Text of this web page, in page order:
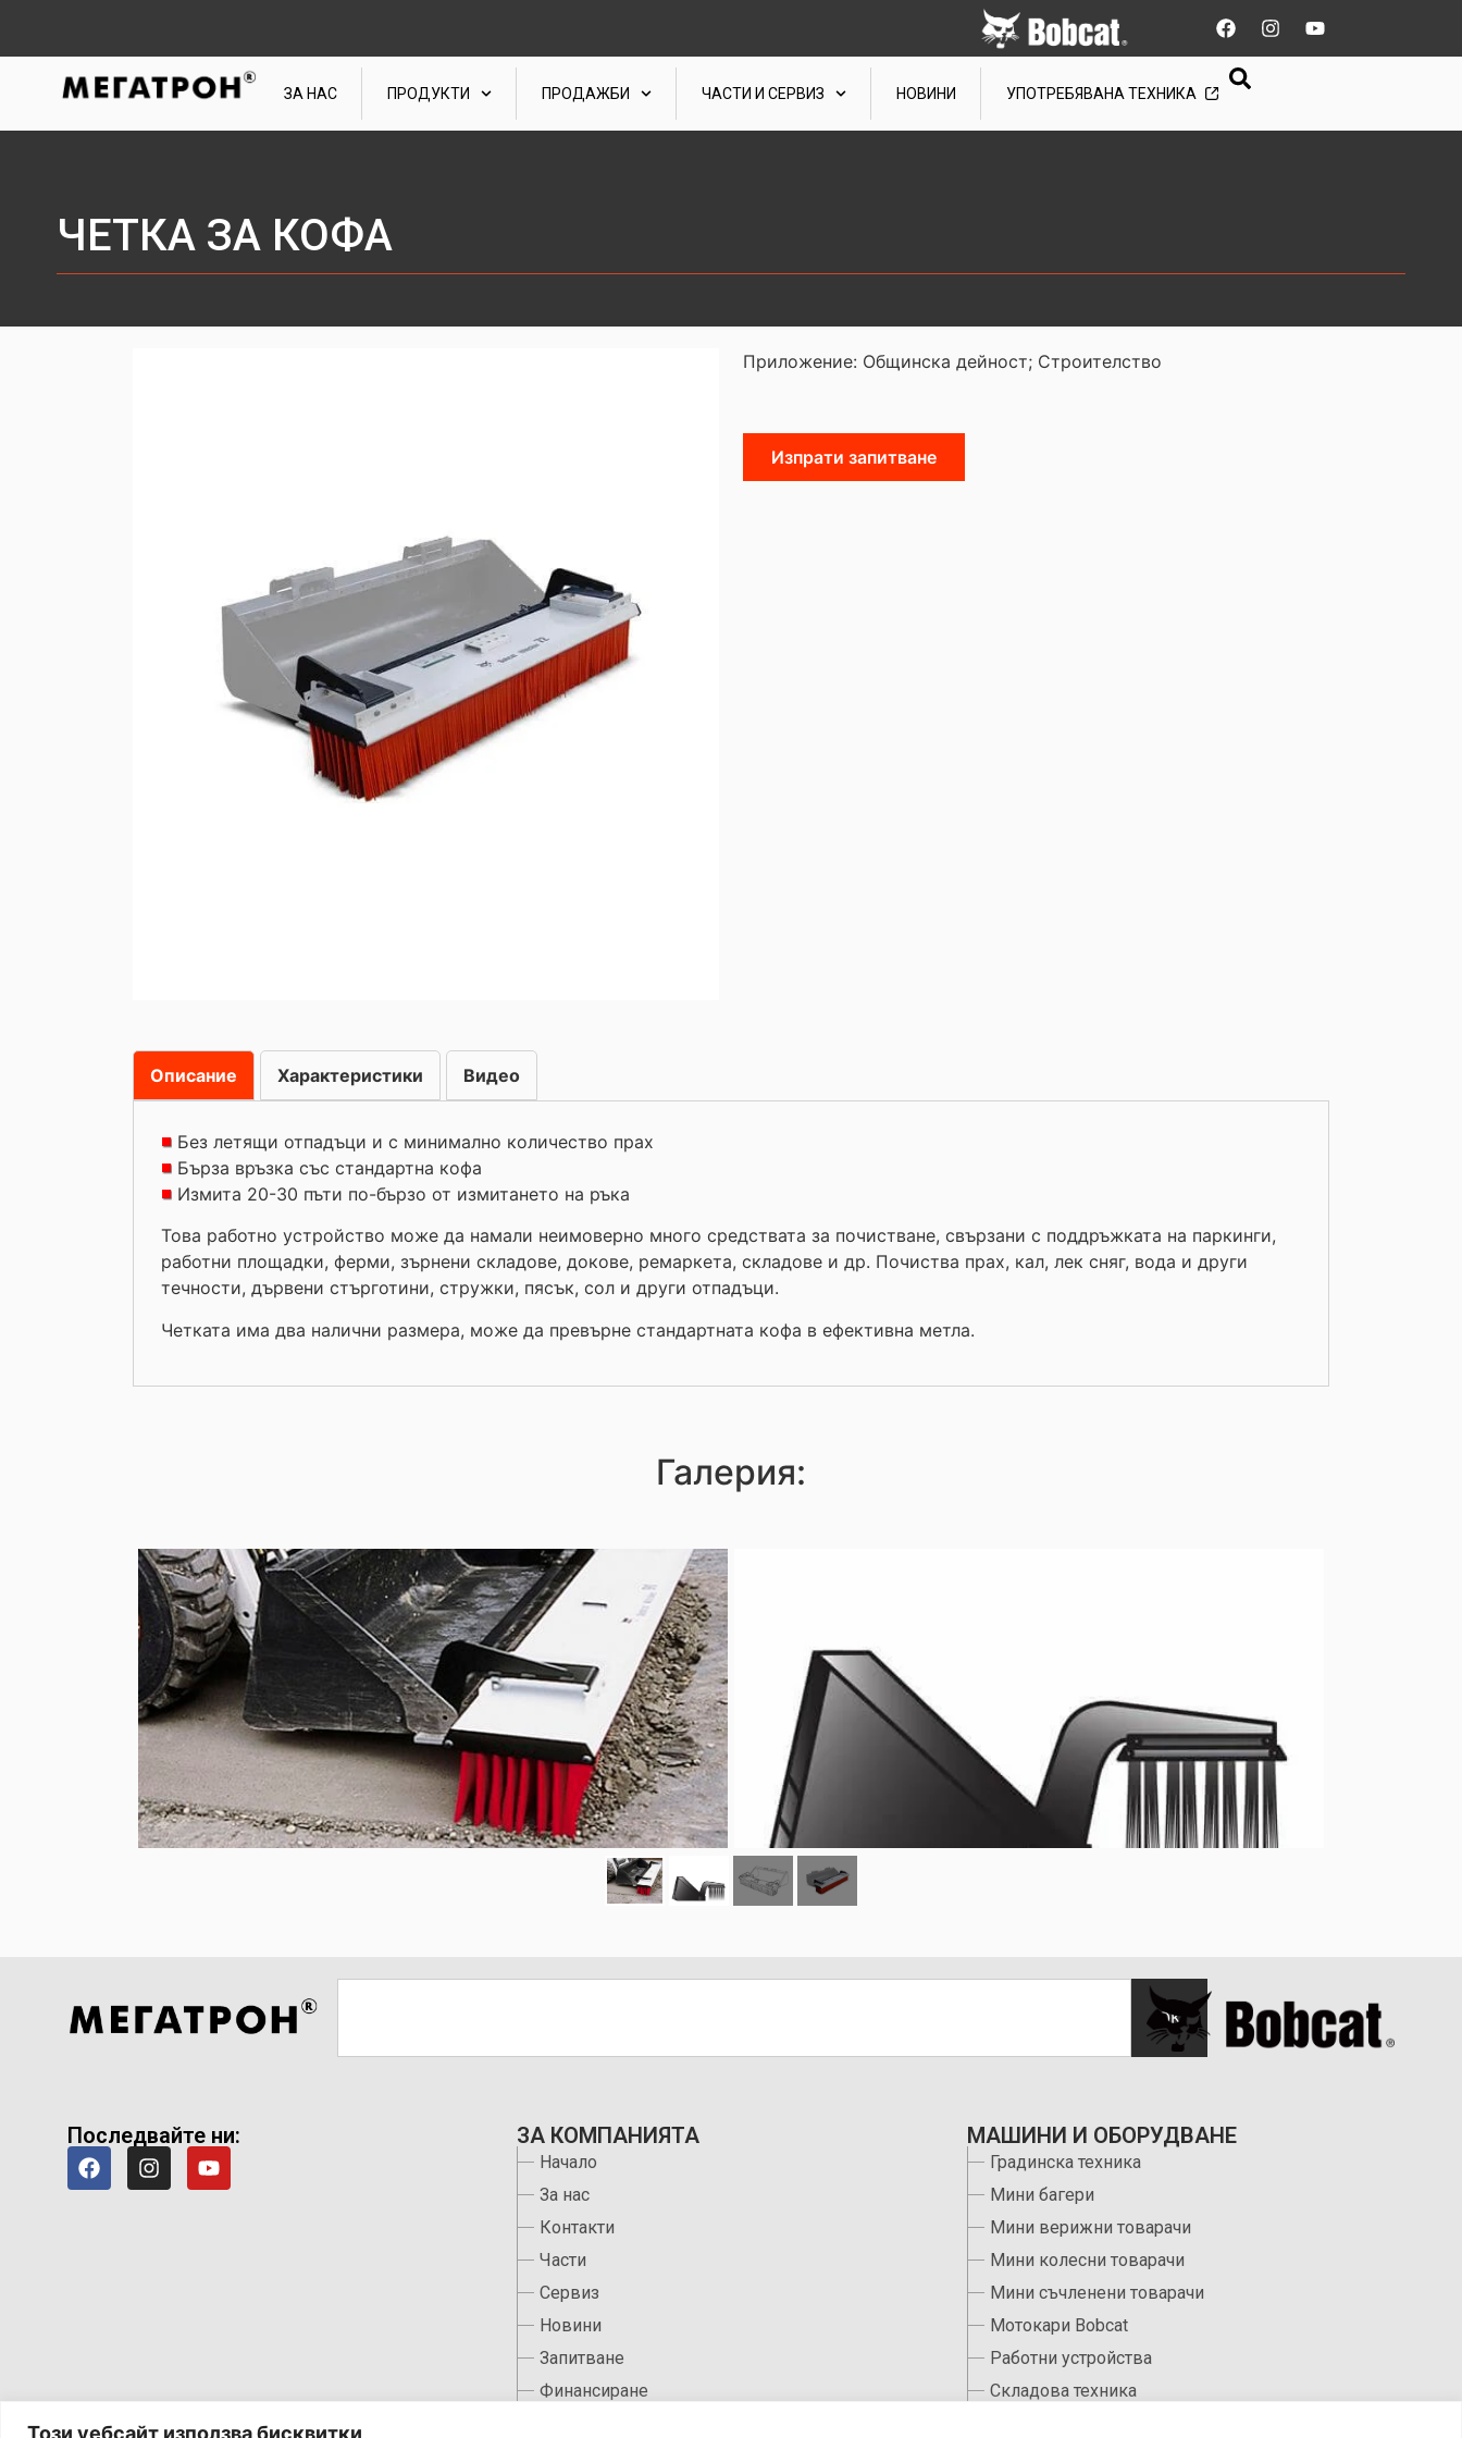
Този уебсайт използва бисквитки
ЗА НАС ПРОДУКТИ ПРОДАЖБИ ЧАСТИ И СЕРВИЗ НОВИНИ УПОТРЕБЯВАНА ТЕХНИКА
ЧЕТКА ЗА КОФА
Приложение: Общинска дейност; Строителство
Изпрати запитване
Описание Характеристики Видео
Без летящи отпадъци и с минимално количество прах
Бърза връзка със стандартна кофа
Измита 20-30 пъти по-бързо от измитането на ръка
Това работно устройство може да намали неимоверно много средствата за почистване, свързани с поддръжката на паркинги,
работни площадки, ферми, зърнени складове, докове, ремаркета, складове и др. Почиства прах, кал, лек сняг, вода и други
течности, дървени стърготини, стружки, пясък, сол и други отпадъци.
Четката има два налични размера, може да превърне стандартната кофа в ефективна метла.
Галерия:
ОК
Последвайте ни: ЗА КОМПАНИЯТА
Начало
За нас
Контакти
Части
Сервиз
Новини
Запитване
Финансиране
МАШИНИ И ОБОРУДВАНЕ
Градинска техника
Мини багери
Мини верижни товарачи
Мини колесни товарачи
Мини съчленени товарачи
Мотокари Bobcat
Работни устройства
Складова техника